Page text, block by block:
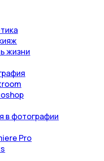
жизни
в фотографии
Pro